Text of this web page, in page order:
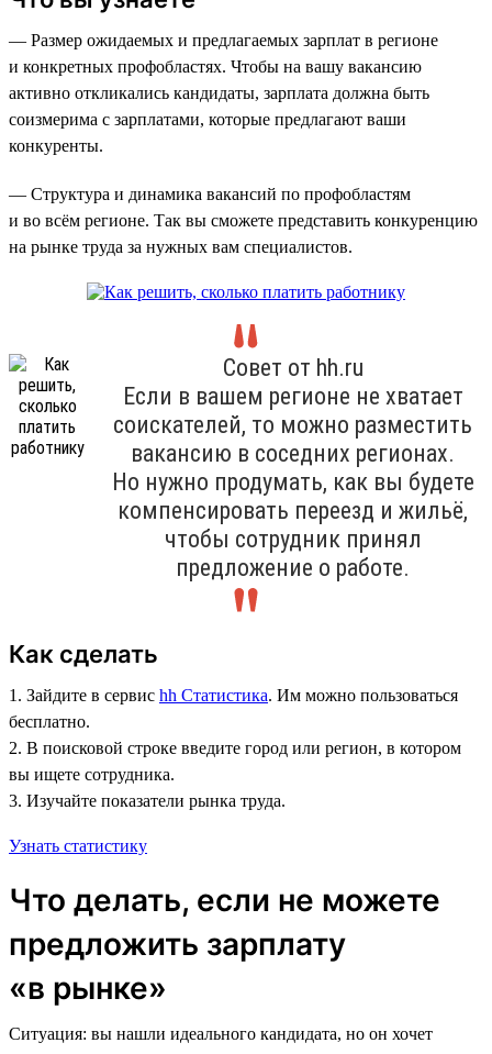
— Размер ожидаемых и предлагаемых зарплат в регионе
и конкретных профобластях. Чтобы на вашу вакансию
активно откликались кандидаты, зарплата должна быть
соизмерима с зарплатами, которые предлагают ваши
конкуренты.
— Структура и динамика вакансий по профобластям
и во всём регионе. Так вы сможете представить конкуренцию
на рынке труда за нужных вам специалистов.
Совет от hh.ru
Если в вашем регионе не хватает
соискателей, то можно разместить
вакансию в соседних регионах.
Но нужно продумать, как вы будете
компенсировать переезд и жильё,
чтобы сотрудник принял
предложение о работе.
Как сделать
1. Зайдите в сервис hh Статистика. Им можно пользоваться
бесплатно.
2. В поисковой строке введите город или регион, в котором
вы ищете сотрудника.
3. Изучайте показатели рынка труда.
Узнать статистику
Что делать, если не можете
предложить зарплату
«в рынке»
Ситуация: вы нашли идеального кандидата, но он хочет